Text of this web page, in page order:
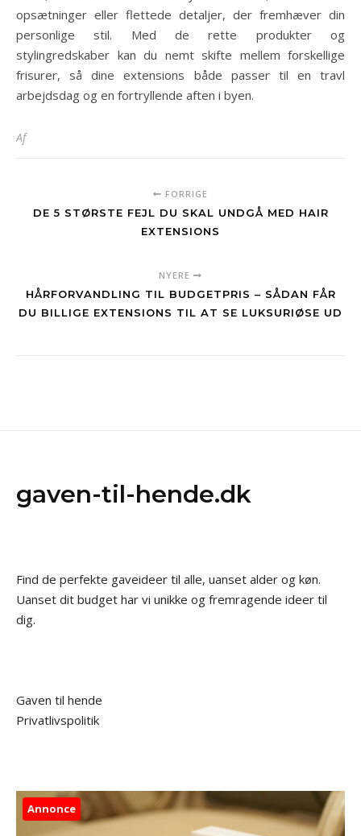
opsætninger eller flettede detaljer, der fremhæver din
personlige stil. Med de rette produkter og
stylingredskaber kan du nemt skifte mellem forskellige
frisurer, så dine extensions både passer til en travl
arbejdsdag og en fortryllende aften i byen.
Af
FORRIGE
DE 5 STØRSTE FEJL DU SKAL UNDGÅ MED HAIR
EXTENSIONS
NYERE
HÅRFORVANDLING TIL BUDGETPRIS – SÅDAN FÅR
DU BILLIGE EXTENSIONS TIL AT SE LUKSURIØSE UD
gaven-til-hende.dk
Find de perfekte gaveideer til alle, uanset alder og køn.
Uanset dit budget har vi unikke og fremragende ideer til
dig.
Gaven til hende
Privatlivspolitik
Annonce